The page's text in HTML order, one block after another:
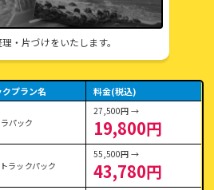
・片づけをいたします。
クプラン名 料金(税込)
パック
27,500円 →
19,800円
ラックパック
55,500円 →
43,780円